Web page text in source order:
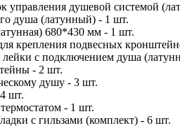
управления душевой системой
душа (латунный) - 1 шт.
680*430 мм - 1 шт.
крепления подвесных
лейки с подключением душа
- 2 шт.
душу - 3 шт.
шт.
- 1 шт.
с гильзами (комплект) - 6 шт.